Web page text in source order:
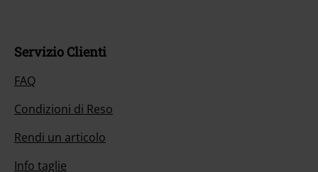
Servizio Clienti
FAQ
Condizioni di Reso
Rendi un articolo
Info taglie